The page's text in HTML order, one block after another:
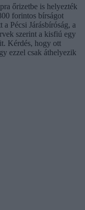
őrizetbe is helyezték
forintos bírságot
a Pécsi Járásbíróság, a
szerint a kisfiú egy
Kérdés, hogy ott
ezzel csak áthelyezik